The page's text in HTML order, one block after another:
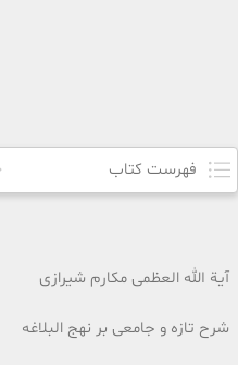
فهرست کتاب
آیة الله العظمی مکارم شیرازی
شرح تازه و جامعی بر نهج البلاغه